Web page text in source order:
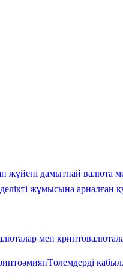
жүйені дамытпай валюта
жұмысына арналған
мен
Төлемдерді